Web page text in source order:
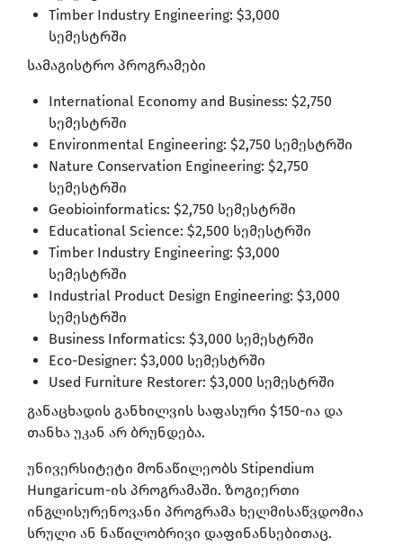
Timber Industry Engineering: $3,000
სემესტრში
სამაგისტრო პროგრამები
International Economy and Business: $2,750
სემესტრში
Environmental Engineering: $2,750 სემესტრში
Nature Conservation Engineering: $2,750
სემესტრში
Geobioinformatics: $2,750 სემესტრში
Educational Science: $2,500 სემესტრში
Timber Industry Engineering: $3,000
სემესტრში
Industrial Product Design Engineering: $3,000
სემესტრში
Business Informatics: $3,000 სემესტრში
Eco-Designer: $3,000 სემესტრში
Used Furniture Restorer: $3,000 სემესტრში
განაცხადის განხილვის საფასური $150-ია და
თანხა უკან არ ბრუნდება.
უნივერსიტეტი მონაწილეობს Stipendium
Hungaricum-ის პროგრამაში. ზოგიერთი
ინგლისურენოვანი პროგრამა ხელმისაწვდომია
სრული ან ნაწილობრივი დაფინანსებითაც.